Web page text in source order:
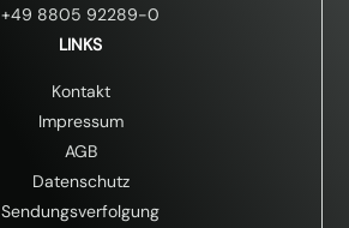
+49 8805 92289-0
LINKS
Kontakt
Impressum
AGB
Datenschutz
Sendungsverfolgung